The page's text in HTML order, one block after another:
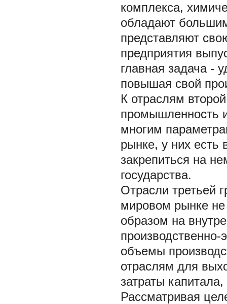
комплекса,
обладают
представляют
предприятия
главная задача -
повышая свой
К отраслям
промышленность
многим
рынке, у них есть
закрепиться на
государства.
Отрасли третьей
мировом рынке
образом на
объемы
отраслям для
затраты
Рассматривая